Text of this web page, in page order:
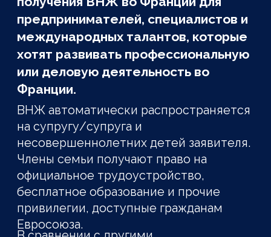
до 4 лет
Срок действия ВНЖ
с возможностью продления
и получения гражданства
370 €
Расходы на оформление
госпошлины за одного
человека